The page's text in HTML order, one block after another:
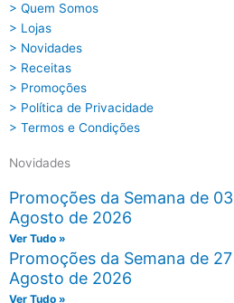
> Quem Somos
> Lojas
> Novidades
> Receitas
> Promoções
> Política de Privacidade
> Termos e Condições
Novidades
Promoções da Semana de
Agosto de 2026
Ver Tudo »
Promoções da Semana de
Agosto de 2026
Ver Tudo »